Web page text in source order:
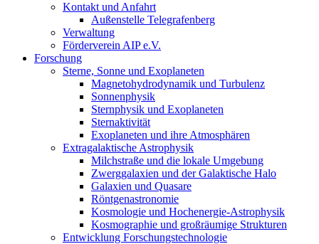
Kontakt und Anfahrt
Außenstelle Telegrafenberg
Verwaltung
Förderverein AIP e.V.
Forschung
Sterne, Sonne und Exoplaneten
Magnetohydrodynamik und Turbulenz
Sonnenphysik
Sternphysik und Exoplaneten
Sternaktivität
Exoplaneten und ihre Atmosphären
Extragalaktische Astrophysik
Milchstraße und die lokale Umgebung
Zwerggalaxien und der Galaktische Halo
Galaxien und Quasare
Röntgenastronomie
Kosmologie und Hochenergie-Astrophysik
Kosmographie und großräumige Strukturen
Entwicklung Forschungstechnologie